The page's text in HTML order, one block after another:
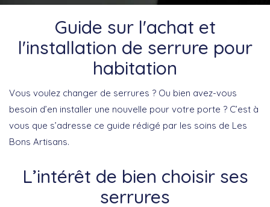
Guide sur l'achat et
l'installation de serrure pour
habitation
Vous voulez changer de serrures ? Ou bien avez-vous
besoin d’en installer une nouvelle pour votre porte ? C’est à
vous que s’adresse ce guide rédigé par les soins de Les
Bons Artisans.
L’intérêt de bien choisir ses
serrures